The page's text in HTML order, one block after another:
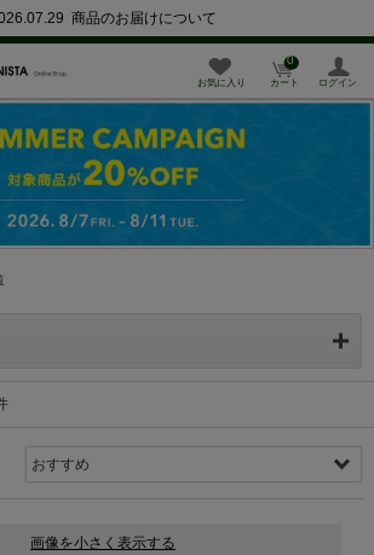
商品のお届けについて
お気に入り カート
0
ログイン